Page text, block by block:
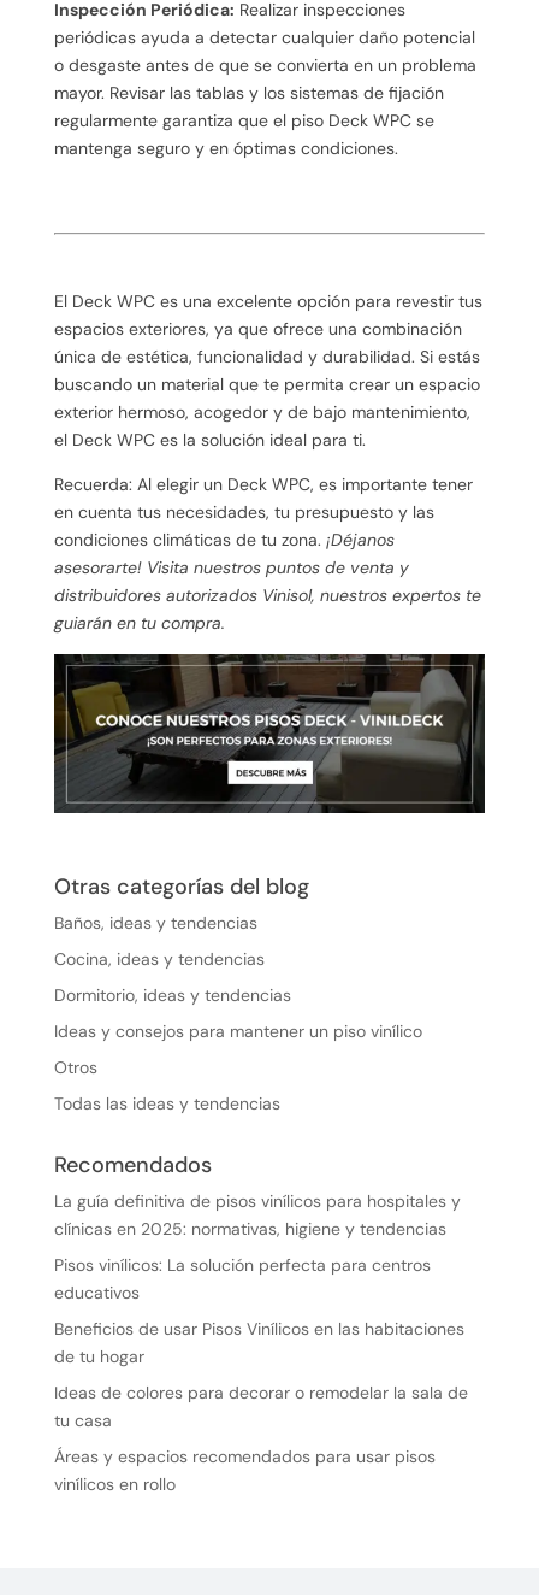
Inspección Periódica: Realizar inspecciones
periódicas ayuda a detectar cualquier daño potencial
o desgaste antes de que se convierta en un problema
mayor. Revisar las tablas y los sistemas de fijación
regularmente garantiza que el piso Deck WPC se
mantenga seguro y en óptimas condiciones.
El Deck WPC es una excelente opción para revestir tus
espacios exteriores, ya que ofrece una combinación
única de estética, funcionalidad y durabilidad. Si estás
buscando un material que te permita crear un espacio
exterior hermoso, acogedor y de bajo mantenimiento,
el Deck WPC es la solución ideal para ti.
Recuerda: Al elegir un Deck WPC, es importante tener
en cuenta tus necesidades, tu presupuesto y las
condiciones climáticas de tu zona. ¡Déjanos
asesorarte! Visita nuestros puntos de venta y
distribuidores autorizados Vinisol, nuestros expertos te
guiarán en tu compra.
Otras categorías del blog
Baños, ideas y tendencias
Cocina, ideas y tendencias
Dormitorio, ideas y tendencias
Ideas y consejos para mantener un piso vinílico
Otros
Todas las ideas y tendencias
Recomendados
La guía definitiva de pisos vinílicos para hospitales y
clínicas en 2025: normativas, higiene y tendencias
Pisos vinílicos: La solución perfecta para centros
educativos
Beneficios de usar Pisos Vinílicos en las habitaciones
de tu hogar
Ideas de colores para decorar o remodelar la sala de
tu casa
Áreas y espacios recomendados para usar pisos
vinílicos en rollo